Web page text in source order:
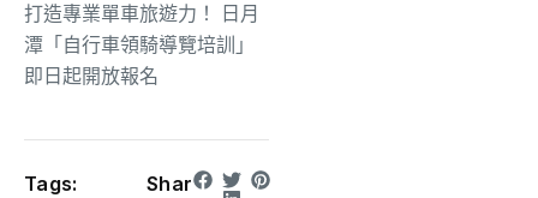
打造專業單車旅遊力！ 日月
潭「自行車領騎導覽培訓」
即日起開放報名
Tags:
Shar